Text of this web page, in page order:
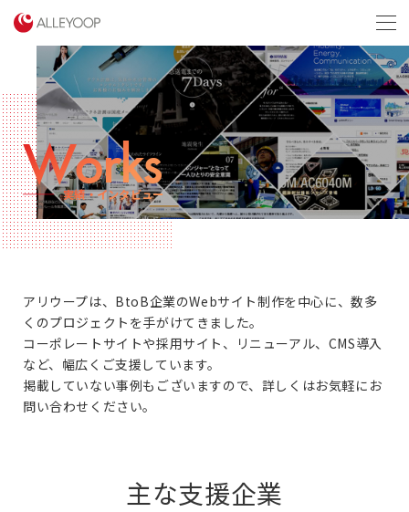
Works
実績・インタビュー
アリウープは、BtoB企業のWebサイト制作を中心に、数多
くのプロジェクトを手がけてきました。
コーポレートサイトや採用サイト、リニューアル、CMS導入
など、幅広くご支援しています。
掲載していない事例もございますので、詳しくはお気軽にお
問い合わせください。
主な支援企業